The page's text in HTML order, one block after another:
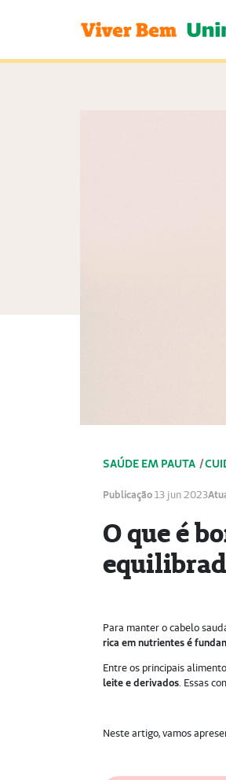
SAÚDE EM PAUTA /
Publicação13 jun 2023
O que é
Para manter o cabelo
rica em nutrientes é
Entre os principais
leite e derivados. Essas
Neste artigo, vamos